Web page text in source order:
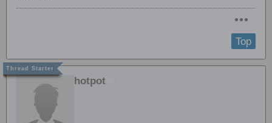
Top
hotpot